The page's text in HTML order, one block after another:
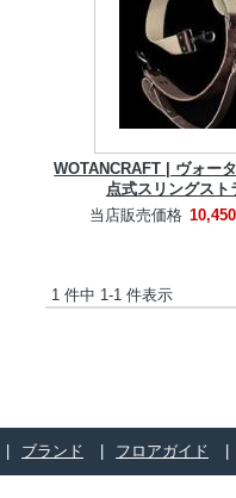
WOTANCRAFT | ヴォー
点式スリングスト
当店販売価格
1 件中 1-1 件表示
ブランド フロアガイド